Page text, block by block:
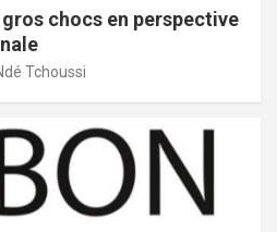
chocs en perspective
Tchoussi